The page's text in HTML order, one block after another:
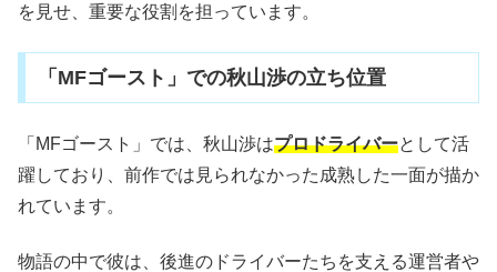
を見せ、重要な役割を担っています。
「MFゴースト」での秋山渉の立ち位置
「MFゴースト」では、秋山渉はプロドライバーとして活
躍しており、前作では見られなかった成熟した一面が描か
れています。
物語の中で彼は、後進のドライバーたちを支える運営者や